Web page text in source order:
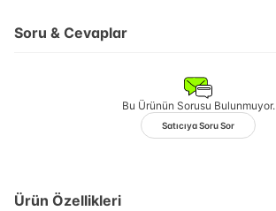
Soru & Cevaplar
Bu Ürünün Sorusu Bulunmuyor.
Satıcıya Soru Sor
Ürün Özellikleri